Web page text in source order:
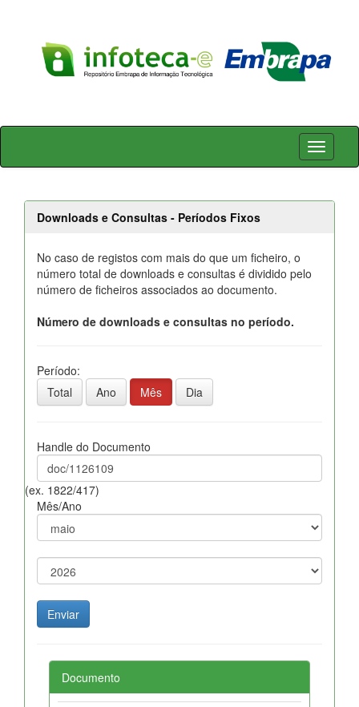
Skip
Downloads e Consultas - Períodos Fixos
No caso de registos com mais do que um ficheiro, o
número total de downloads e consultas é dividido pelo
número de ficheiros associados ao documento.
Número de downloads e consultas no período.
Período:
Total
Ano Mês Dia
Handle do Documento
(ex. 1822/417)
Mês/Ano
Documento